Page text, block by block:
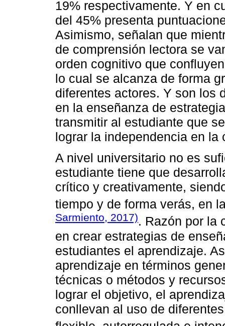
19% respectivamente. Y en
del 45% presenta
Asimismo, señalan que
de comprensión lectora se
orden cognitivo que
lo cual se alcanza de forma
diferentes actores. Y son los
en la enseñanza de
transmitir al estudiante que
lograr la independencia en
A nivel universitario no es
estudiante tiene que
crítico y creativamente,
tiempo y de forma verás, en
Sarmiento, 2017). Razón por la
en crear estrategias de
estudiantes el aprendizaje.
aprendizaje en términos
técnicas o métodos y
lograr el objetivo, el
conllevan al uso de